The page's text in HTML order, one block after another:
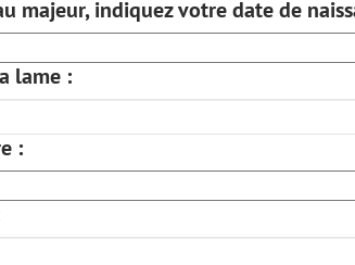
majeur, indiquez votre date de
lame :
: